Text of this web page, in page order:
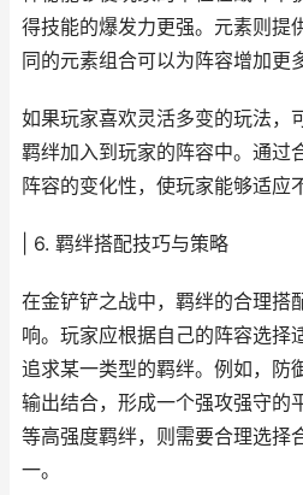
得技能的爆发力更强。元素则提
同的元素组合可以为阵容增加更
如果玩家喜欢灵活多变的玩法，
羁绊加入到玩家的阵容中。通过
阵容的变化性，使玩家能够适应
| 6. 羁绊搭配技巧与策略
在金铲铲之战中，羁绊的合理搭
响。玩家应根据自己的阵容选择
追求某一类型的羁绊。例如，防
输出结合，形成一个强攻强守的
等高强度羁绊，则需要合理选择
一。